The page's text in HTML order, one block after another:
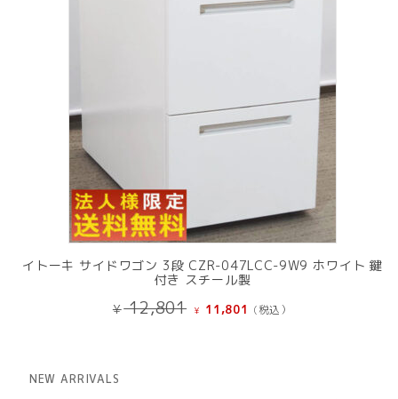
イトーキ サイドワゴン 3段 CZR-047LCC-9W9 ホワイト 鍵
付き スチール製
¥12,801 元
¥ 11,801 現
(税込）
NEW ARRIVALS